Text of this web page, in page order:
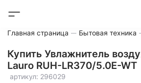
Главная страница Бытовая техника
Купить Увлажнитель
Lauro RUH-LR370/5.0E-WT
артикул: 296029